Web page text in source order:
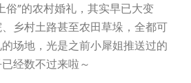
俗”的农村婚礼，其实早已大变
乡村土路甚至农田草垛，全都可
场地，光是之前小犀姐推送过的
经数不过来啦～